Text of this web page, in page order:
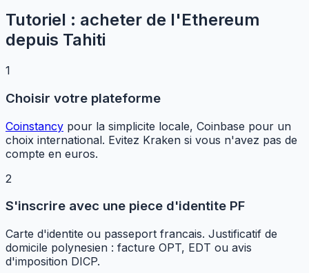
Tutoriel : acheter de l'Ethereum
depuis Tahiti
1
Choisir votre plateforme
Coinstancy pour la simplicite locale, Coinbase pour un
choix international. Evitez Kraken si vous n'avez pas de
compte en euros.
2
S'inscrire avec une piece d'identite PF
Carte d'identite ou passeport francais. Justificatif de
domicile polynesien : facture OPT, EDT ou avis
d'imposition DICP.